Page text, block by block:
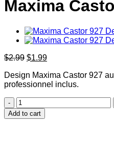
Maxima
$2.99 Original
was:
$2.99.
$1.99Current
is:
$1.99.
Design Maxima Castor 927
professionnel inclus.
Maxima
Castor
927
Add to cart